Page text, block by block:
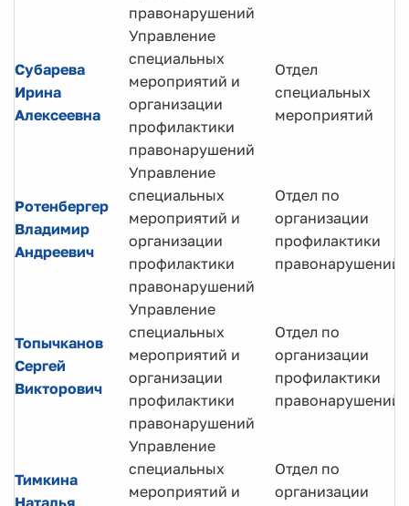
правонарушений
Субарева
Ирина
Алексеевна
Управление
специальных
мероприятий и
организации
профилактики
правонарушений
Отдел
специальных
мероприятий
Ротенбергер
Владимир
Андреевич
Управление
специальных
мероприятий и
организации
профилактики
правонарушений
Отдел по
организации
профилактики
правонарушений
Топычканов
Сергей
Викторович
Управление
специальных
мероприятий и
организации
профилактики
правонарушений
Отдел по
организации
профилактики
правонарушений
Тимкина
Наталья
Управление
специальных
мероприятий и
Отдел по
организации